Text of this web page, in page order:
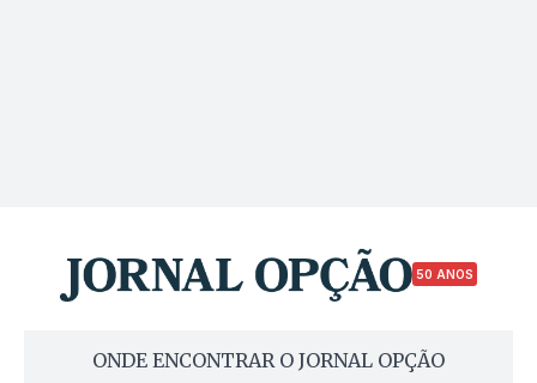
50 ANOS
ONDE ENCONTRAR O JORNAL OPÇÃO